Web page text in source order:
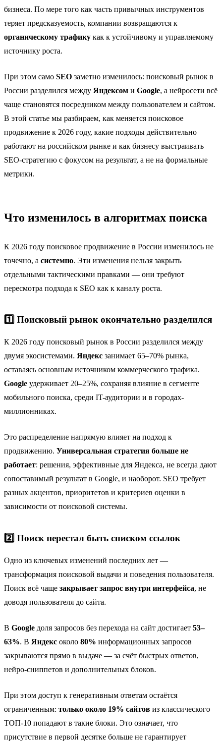
бизнеса. По мере того как часть привычных инструментов
теряет предсказуемость, компании возвращаются к
органическому трафику как к устойчивому и управляемому
источнику роста.
При этом само SEO заметно изменилось: поисковый рынок в
России разделился между Яндексом и Google, а нейросети всё
чаще становятся посредником между пользователем и сайтом.
В этой статье мы разбираем, как меняется поисковое
продвижение к 2026 году, какие подходы действительно
работают на российском рынке и как бизнесу выстраивать
SEO-стратегию с фокусом на результат, а не на формальные
метрики.
Что изменилось в алгоритмах поиска
К 2026 году поисковое продвижение в России изменилось не
точечно, а системно. Эти изменения нельзя закрыть
отдельными тактическими правками — они требуют
пересмотра подхода к SEO как к каналу роста.
1️⃣ Поисковый рынок окончательно разделился
К 2026 году поисковый рынок в России разделился между
двумя экосистемами. Яндекс занимает 65–70% рынка,
оставаясь основным источником коммерческого трафика.
Google удерживает 20–25%, сохраняя влияние в сегменте
мобильного поиска, среди IT-аудитории и в городах-
миллионниках.
Это распределение напрямую влияет на подход к
продвижению. Универсальная стратегия больше не
работает: решения, эффективные для Яндекса, не всегда дают
сопоставимый результат в Google, и наоборот. SEO требует
разных акцентов, приоритетов и критериев оценки в
зависимости от поисковой системы.
2️⃣ Поиск перестал быть списком ссылок
Одно из ключевых изменений последних лет —
трансформация поисковой выдачи и поведения пользователя.
Поиск всё чаще закрывает запрос внутри интерфейса, не
доводя пользователя до сайта.
В Google доля запросов без перехода на сайт достигает 53–
63%. В Яндекс около 80% информационных запросов
закрываются прямо в выдаче — за счёт быстрых ответов,
нейро-сниппетов и дополнительных блоков.
При этом доступ к генеративным ответам остаётся
ограниченным: только около 19% сайтов из классического
ТОП-10 попадают в такие блоки. Это означает, что
присутствие в первой десятке больше не гарантирует